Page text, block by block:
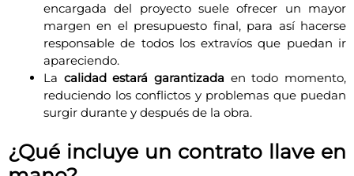
encargada del proyecto suele ofrecer un mayor
margen en el presupuesto final, para así hacerse
responsable de todos los extravíos que puedan ir
apareciendo.
La calidad estará garantizada en todo momento,
reduciendo los conflictos y problemas que puedan
surgir durante y después de la obra.
¿Qué incluye un contrato llave en